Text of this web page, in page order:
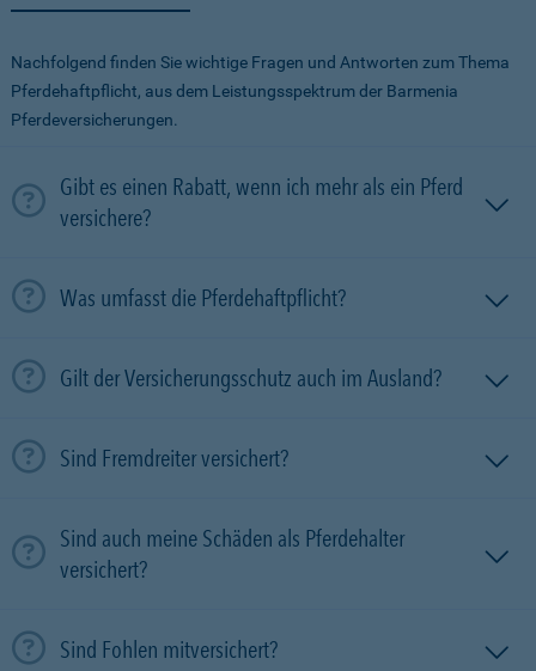
Nachfolgend finden Sie wichtige Fragen und Antworten zum Thema
Pferdehaftpflicht, aus dem Leistungsspektrum der Barmenia
Pferdeversicherungen.
Gibt es einen Rabatt, wenn ich mehr als ein Pferd
versichere?
Was umfasst die Pferdehaftpflicht?
Gilt der Versicherungsschutz auch im Ausland?
Sind Fremdreiter versichert?
Sind auch meine Schäden als Pferdehalter
versichert?
Sind Fohlen mitversichert?